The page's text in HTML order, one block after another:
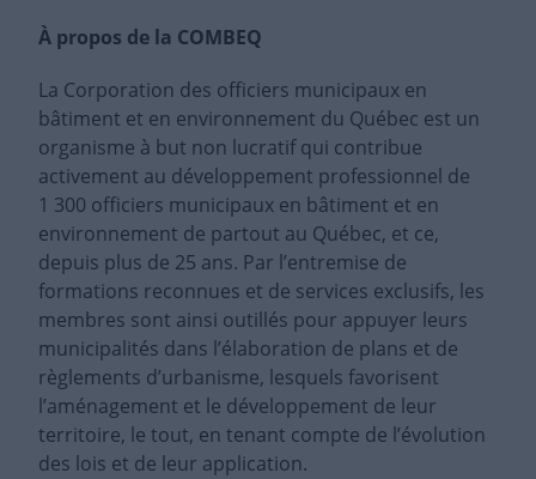
À propos de la COMBEQ
La Corporation des officiers municipaux en
bâtiment et en environnement du Québec est un
organisme à but non lucratif qui contribue
activement au développement professionnel de
1 300 officiers municipaux en bâtiment et en
environnement de partout au Québec, et ce,
depuis plus de 25 ans. Par l’entremise de
formations reconnues et de services exclusifs, les
membres sont ainsi outillés pour appuyer leurs
municipalités dans l’élaboration de plans et de
règlements d’urbanisme, lesquels favorisent
l’aménagement et le développement de leur
territoire, le tout, en tenant compte de l’évolution
des lois et de leur application.